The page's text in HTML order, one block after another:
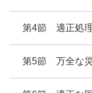
第4節 適正処
第5節 万全な